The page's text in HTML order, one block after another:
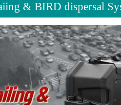
& BIRD dispersal